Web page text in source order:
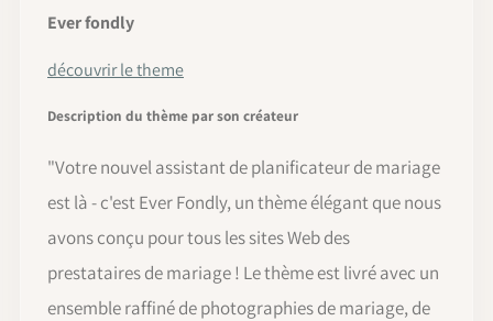
Ever fondly
découvrir le theme
Description du thème par son créateur
"Votre nouvel assistant de planificateur de mariage
est là - c'est Ever Fondly, un thème élégant que nous
avons conçu pour tous les sites Web des
prestataires de mariage ! Le thème est livré avec un
ensemble raffiné de photographies de mariage, de